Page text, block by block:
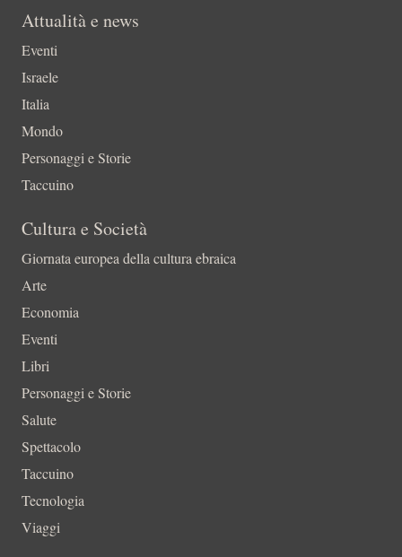
Attualità e news
Eventi
Israele
Italia
Mondo
Personaggi e Storie
Taccuino
Cultura e Società
Giornata europea della cultura ebraica
Arte
Economia
Eventi
Libri
Personaggi e Storie
Salute
Spettacolo
Taccuino
Tecnologia
Viaggi